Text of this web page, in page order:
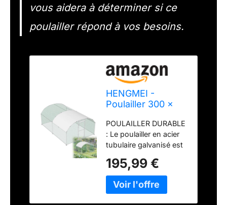
vous aidera à déterminer si ce
poulailler répond à vos besoins.
HENGMEI -
Poulailler 300 x
Parc à poules -
Cages pour petits
animaux - Volière
en acier galvanisé
avec toit en PE -
Parc extérieur
avec serrure -
POULAILLER DURABLE
: Le poulailler en acier
tubulaire galvanisé est
galvanisé de haute
qualité pour une
protection et une
195,99 €